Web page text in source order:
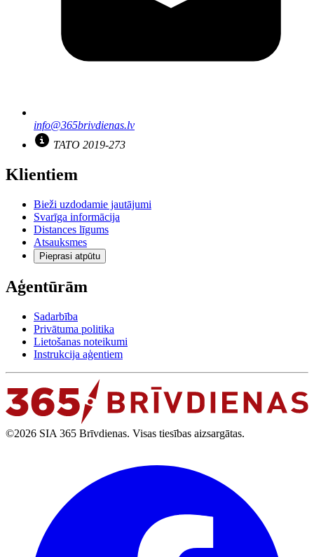
info@365brivdienas.lv
TATO 2019-273
Klientiem
Bieži uzdodamie jautājumi
Svarīga informācija
Distances līgums
Atsauksmes
Pieprasi atpūtu
Aģentūrām
Sadarbība
Privātuma politika
Lietošanas noteikumi
Instrukcija aģentiem
©2026 SIA 365 Brīvdienas. Visas tiesības aizsargātas.